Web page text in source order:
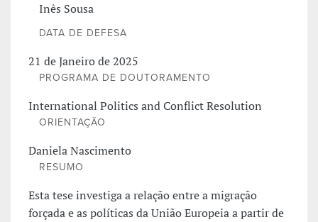
Inês Sousa
DATA DE DEFESA
21 de Janeiro de 2025
PROGRAMA DE DOUTORAMENTO
International Politics and Conflict Resolution
ORIENTAÇÃO
Daniela Nascimento
RESUMO
Esta tese investiga a relação entre a migração
forçada e as políticas da União Europeia a partir de